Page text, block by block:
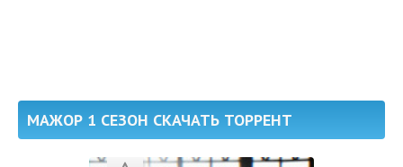
МАЖОР 1 СЕЗОН СКАЧАТЬ ТОРРЕНТ